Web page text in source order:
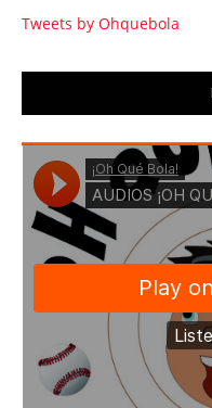
Tweets by Ohquebola